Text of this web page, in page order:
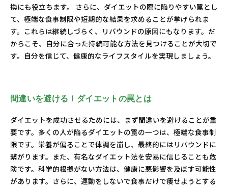
換にも役立ちます。 さらに、ダイエットの際に陥りやすい罠とし
て、極端な食事制限や短期的な結果を求めることが挙げられま
す。これらは継続しづらく、リバウンドの原因にもなります。だ
からこそ、自分に合った持続可能な方法を見つけることが大切で
す。自分を信じて、健康的なライフスタイルを実現しましょう。
間違いを避ける！ダイエットの罠とは
ダイエットを成功させるためには、まず間違いを避けることが重
要です。多くの人が陥るダイエットの罠の一つは、極端な食事制
限です。栄養が偏ることで体調を崩し、最終的にはリバウンドに
繋がります。また、有名なダイエット法を安易に信じることも危
険です。科学的根拠がない方法は、健康に悪影響を及ぼす可能性
があります。さらに、運動をしないで食事だけで痩せようとする